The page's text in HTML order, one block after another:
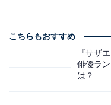
こちらもおすすめ
『サザ
俳優ラ
は？